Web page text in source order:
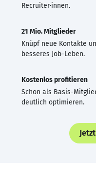
Recruiter·innen.
21 Mio. Mitglieder
Knüpf neue Kontakte
besseres Job-Leben.
Kostenlos profitieren
Schon als Basis-
deutlich optimieren.